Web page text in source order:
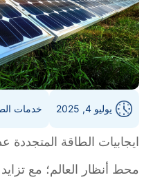
يوليو 4, 2025 خدمات
ايجابيات الطاقة المتجددة
محط أنظار العالم؛ مع تزايد